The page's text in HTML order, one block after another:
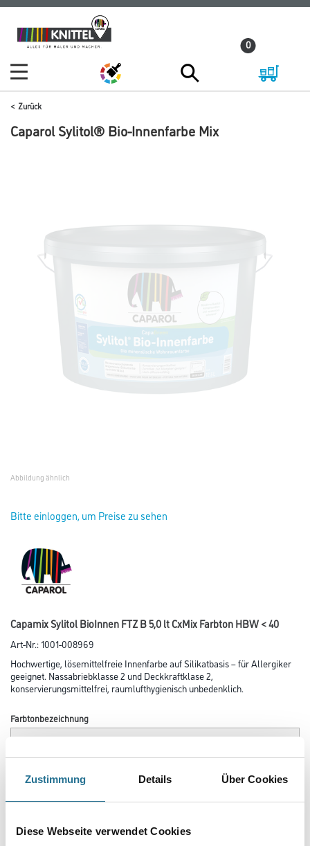
Zustimmung Details Über Cookies
Diese Webseite verwendet Cookies
Zum
Inhalt
Zum
Navigationsmenü
0
Zurück
Caparol Sylitol® Bio-Innenfarbe Mix
Abbildung ähnlich
Bitte einloggen, um Preise zu sehen
Capamix Sylitol BioInnen FTZ B 5,0 lt CxMix Farbton HBW < 40
Art-Nr.:1001-008969
Hochwertige, lösemittelfreie Innenfarbe auf Silikatbasis – für Allergiker
geeignet. Nassabriebklasse 2 und Deckkraftklase 2,
konservierungsmittelfrei, raumlufthygienisch unbedenklich.
Farbtonbezeichnung
Gebinde